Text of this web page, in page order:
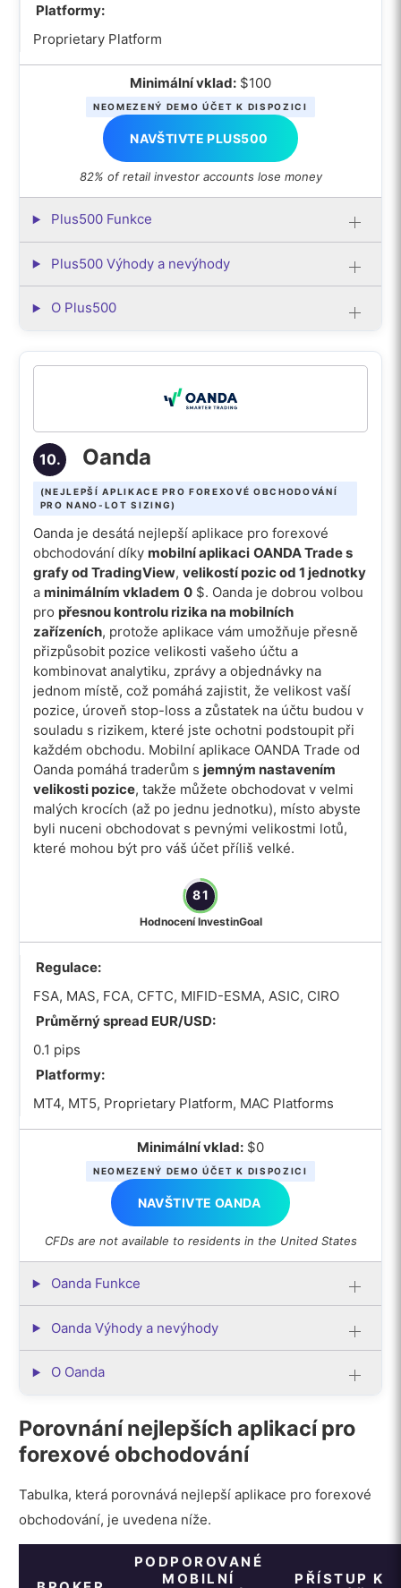
Platformy:
Proprietary Platform
Minimální vklad: $100
NEOMEZENÝ DEMO ÚČET K DISPOZICI
NAVŠTIVTE PLUS500
82% of retail investor accounts lose money
Plus500 Funkce
Plus500 Výhody a nevýhody
O Plus500
10. Oanda
(NEJLEPŠÍ APLIKACE PRO FOREXOVÉ OBCHODOVÁNÍ
PRO NANO-LOT SIZING)
Oanda je desátá nejlepší aplikace pro forexové
obchodování díky mobilní aplikaci OANDA Trade s
grafy od TradingView, velikostí pozic od 1 jednotky
a minimálním vkladem 0$. Oanda je dobrou volbou
pro přesnou kontrolu rizika na mobilních
zařízeních, protože aplikace vám umožňuje přesně
přizpůsobit pozice velikosti vašeho účtu a
kombinovat analytiku, zprávy a objednávky na
jednom místě, což pomáhá zajistit, že velikost vaší
pozice, úroveň stop-loss a zůstatek na účtu budou v
souladu s rizikem, které jste ochotni podstoupit při
každém obchodu. Mobilní aplikace OANDA Trade od
Oanda pomáhá traderům s jemným nastavením
velikosti pozice, takže můžete obchodovat v velmi
malých krocích (až po jednu jednotku), místo abyste
byli nuceni obchodovat s pevnými velikostmi lotů,
které mohou být pro váš účet příliš velké.
81
Hodnocení InvestinGoal
Regulace:
FSA, MAS, FCA, CFTC, MIFID-ESMA, ASIC, CIRO
Průměrný spread EUR/USD:
0.1 pips
Platformy:
MT4, MT5, Proprietary Platform, MAC Platforms
Minimální vklad: $0
NEOMEZENÝ DEMO ÚČET K DISPOZICI
NAVŠTIVTE OANDA
CFDs are not available to residents in the United States
Oanda Funkce
Oanda Výhody a nevýhody
O Oanda
Porovnání nejlepších aplikací pro
forexové obchodování
Tabulka, která porovnává nejlepší aplikace pro forexové
obchodování, je uvedena níže.
PODPOROVANÉ
MOBILNÍ
PŘÍSTUP K